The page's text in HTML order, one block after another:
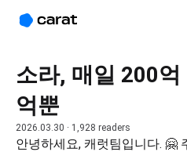
소라, 매일 200
억뿐
2026.03.30 · 1,928 readers
안녕하세요, 캐럿팀입니다. 🤗